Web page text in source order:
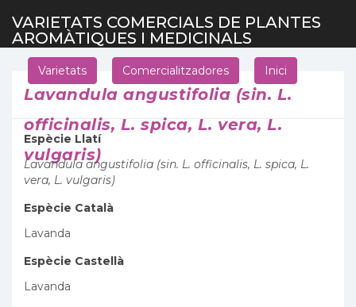
VARIETATS COMERCIALS DE PLANTES
AROMÀTIQUES I MEDICINALS
Varietats Comercialitzadores Inici
Lavandula angustifolia (sin. L.
officinalis, L. spica, L. vera, L.
vulgaris)
Espècie Llatí
Lavandula angustifolia (sin. L. officinalis, L. spica, L.
vera, L. vulgaris)
Espècie Català
Lavanda
Espècie Castellà
Lavanda